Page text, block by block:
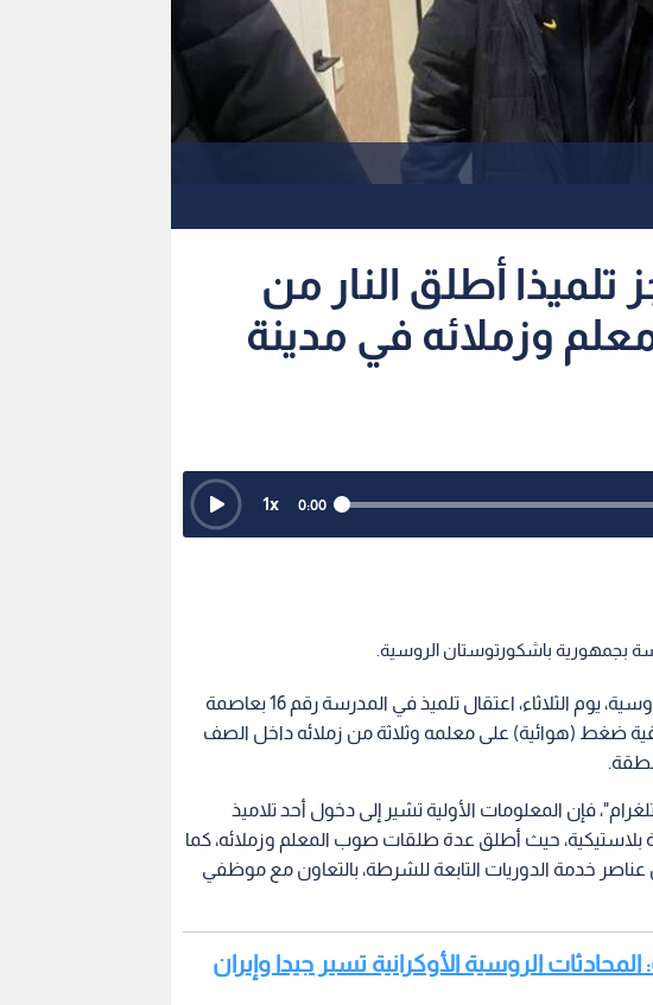
أطلق النار من
وزملائه في مدينة
0:00
1x
بجمهورية باشكورتوستان الروسية.
أعلنت وزارة الداخلية في جمهورية باشكورتوستان الروسية، يوم الثلاثاء، اعتقال تلميذ في المدرسة رقم 16 بعاصمة
ضغط (هوائية) على معلمه وثلاثة من زملائه داخل الصف
فإن المعلومات الأولية تشير إلى دخول أحد تلاميذ
بلاستيكية، حيث أطلق عدة طلقات صوب المعلم وزملائه، كما
عناصر خدمة الدوريات التابعة للشرطة، بالتعاون مع موظفي
الروسية الأوكرانية تسير جيدا وإيران